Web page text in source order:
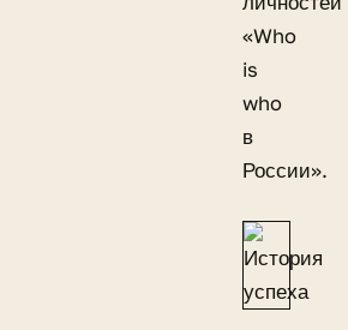
«Who
is
who
в
России».